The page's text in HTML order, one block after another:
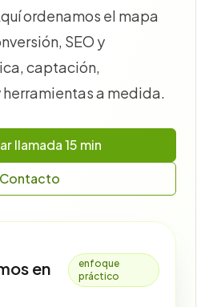
ordenamos el mapa
SEO y
captación,
a medida.
llamada 15 min
Contacto
en
enfoque
práctico